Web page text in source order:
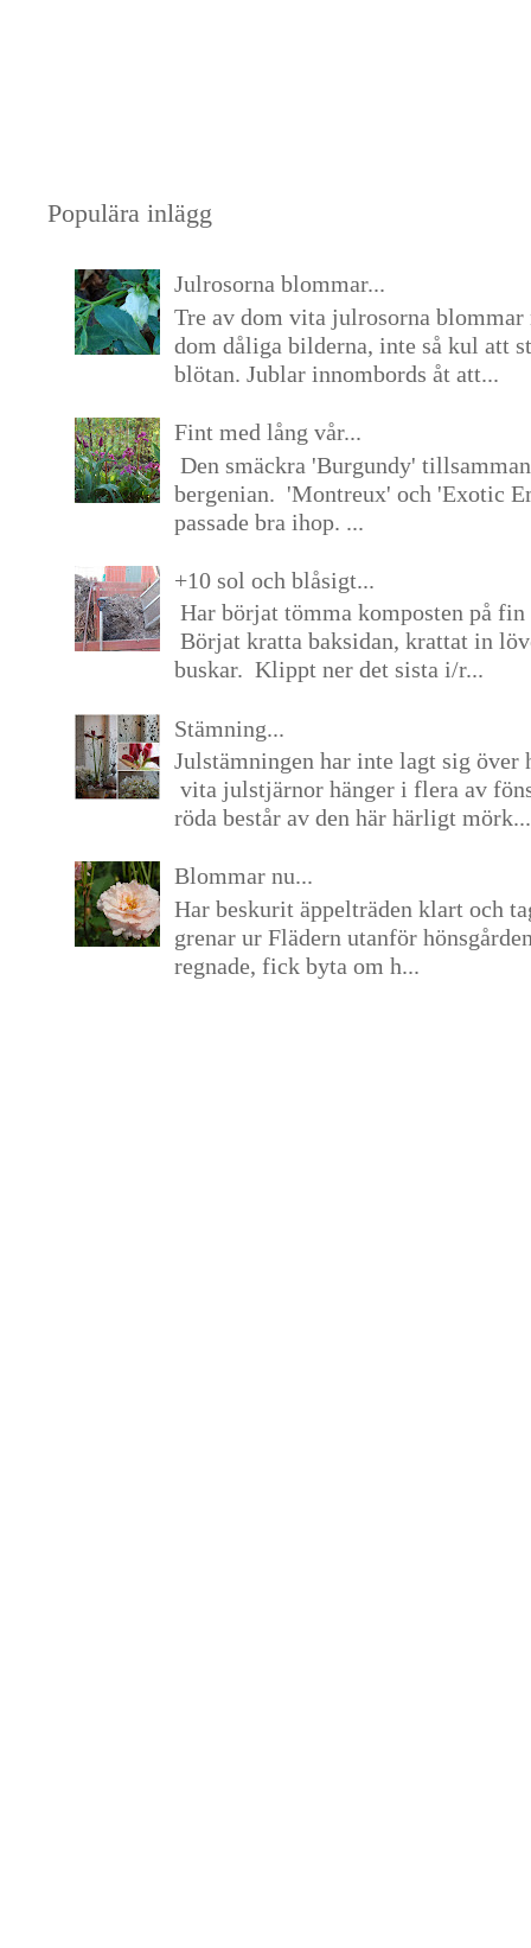
Populära inlägg
Julrosorna blommar...
Tre av dom vita julrosorna blommar
dom dåliga bilderna, inte så kul att
blötan. Jublar innombords åt att...
Fint med lång vår...
Den smäckra 'Burgundy'
bergenian. 'Montreux' och 'Exotic
passade bra ihop. ...
+10 sol och blåsigt...
Har börjat tömma komposten på
Börjat kratta baksidan, krattat in
buskar. Klippt ner det sista i/r...
Stämning...
Julstämningen har inte lagt sig över
vita julstjärnor hänger i flera av
röda består av den här härligt mörk...
Blommar nu...
Har beskurit äppelträden klart och
grenar ur Flädern utanför
regnade, fick byta om h...